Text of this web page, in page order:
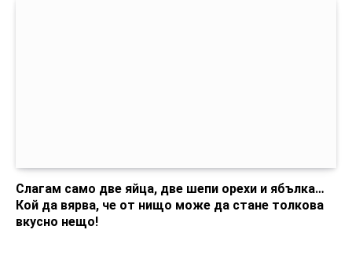
Слагам само две яйца, две шепи орехи и ябълка…
Кой да вярва, че от нищо може да стане толкова
вкусно нещо!